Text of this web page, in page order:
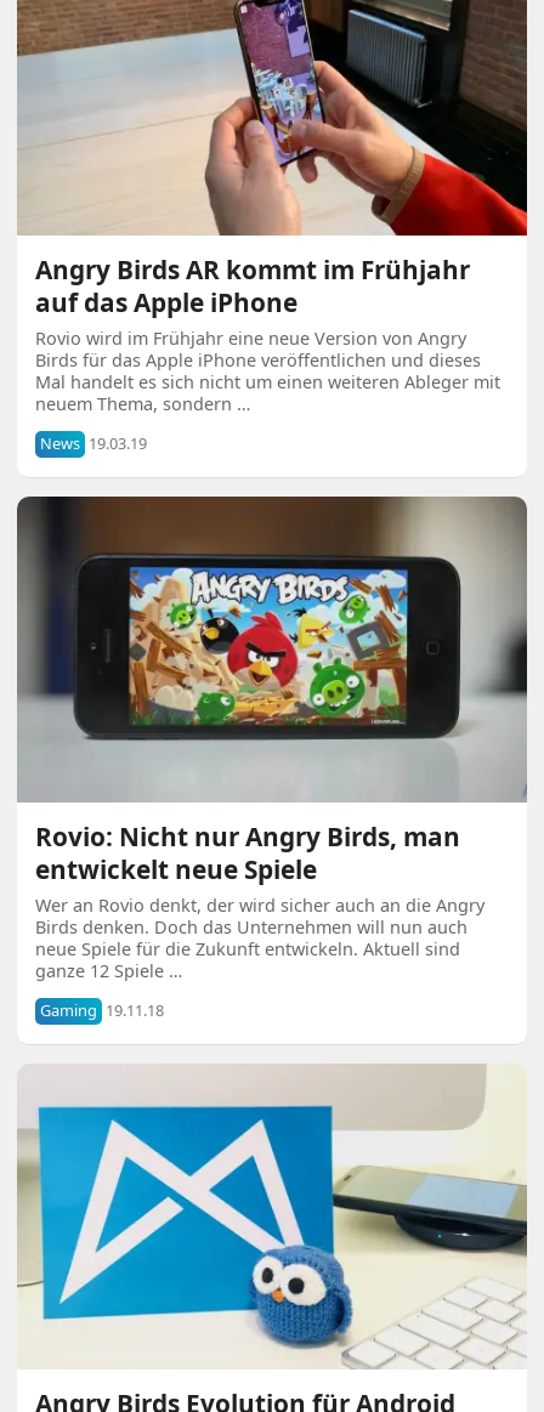
Angry Birds AR kommt im Frühjahr
auf das Apple iPhone
Rovio wird im Frühjahr eine neue Version von Angry
Birds für das Apple iPhone veröffentlichen und dieses
Mal handelt es sich nicht um einen weiteren Ableger mit
neuem Thema, sondern …
News 19.03.19
Rovio: Nicht nur Angry Birds, man
entwickelt neue Spiele
Wer an Rovio denkt, der wird sicher auch an die Angry
Birds denken. Doch das Unternehmen will nun auch
neue Spiele für die Zukunft entwickeln. Aktuell sind
ganze 12 Spiele …
Gaming 19.11.18
Angry Birds Evolution für Android